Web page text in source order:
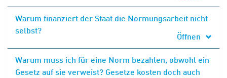
Warum finanziert der Staat die Normungsarbeit nicht
selbst?
Öffnen
Warum muss ich für eine Norm bezahlen, obwohl ein
Gesetz auf sie verweist? Gesetze kosten doch auch